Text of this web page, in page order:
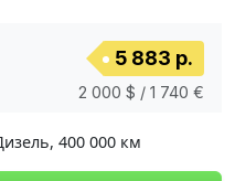
5 883 р.
2 000 $ / 1 740 €
, 400 000 км